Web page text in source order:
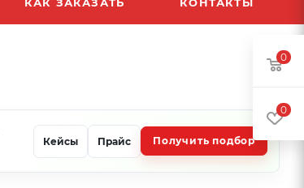
Кейсы Прайс Получить подбор
0
0